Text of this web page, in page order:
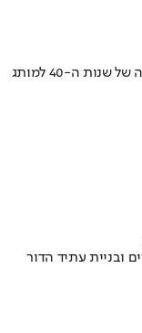
איך אסם הפכה את תקופת הצנע והמחסור הקשה של שנות ה-40 למותג
ובניית עתיד הדור